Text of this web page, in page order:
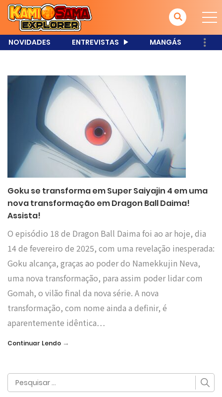
NOVIDADES ENTREVISTAS MANGÁS
Goku se transforma em Super Saiyajin 4 em uma
nova transformação em Dragon Ball Daima!
Assista!
O episódio 18 de Dragon Ball Daima foi ao ar hoje, dia
14 de fevereiro de 2025, com uma revelação inesperada:
Goku alcança, graças ao poder do Namekkujin Neva,
uma nova transformação, para assim poder lidar com
Gomah, o vilão final da nova série. A nova
transformação, com nome ainda a definir, é
aparentemente idêntica…
Continuar Lendo →